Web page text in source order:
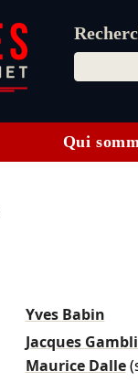
Qui
Yves Babin
Jacques
Maurice Dalle